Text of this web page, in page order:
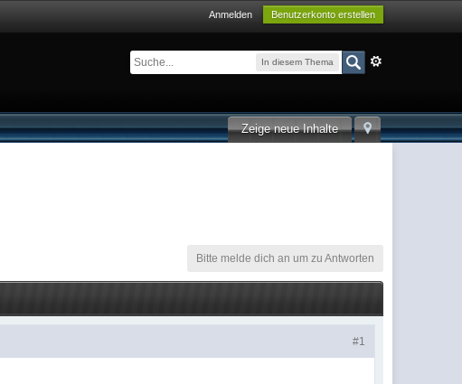
Anmelden Benutzerkonto erstellen
In diesem Thema
Zeige neue Inhalte
Bitte melde dich an um zu Antworten
#1